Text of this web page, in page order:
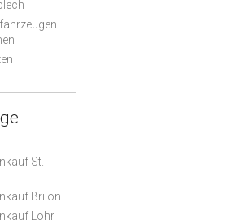
St.
Brilon
Lohr